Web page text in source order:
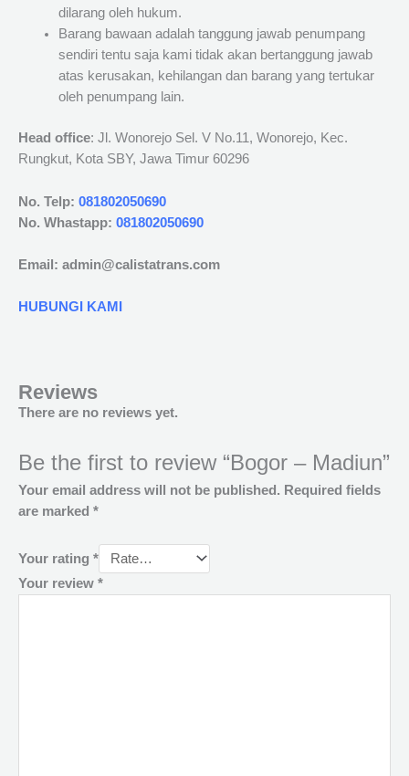
dilarang oleh hukum.
Barang bawaan adalah tanggung jawab penumpang
sendiri tentu saja kami tidak akan bertanggung jawab
atas kerusakan, kehilangan dan barang yang tertukar
oleh penumpang lain.
Head office: Jl. Wonorejo Sel. V No.11, Wonorejo, Kec.
Rungkut, Kota SBY, Jawa Timur 60296
No. Telp: 081802050690
No. Whastapp: 081802050690
Email: admin@calistatrans.com
HUBUNGI KAMI
Reviews
There are no reviews yet.
Be the first to review “Bogor – Madiun”
Your email address will not be published. Required fields
are marked *
Your rating *
Your review *